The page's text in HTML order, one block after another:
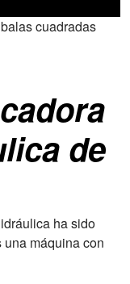
cuadradas
de
ha sido
máquina con